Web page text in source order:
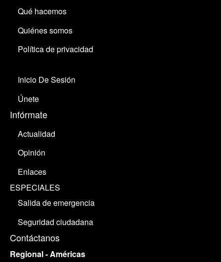
Qué hacemos
Quiénes somos
Política de privacidad
Inicio De Sesión
Únete
Infórmate
Actualidad
Opinión
Enlaces
ESPECIALES
Salida de emergencia
Seguridad ciudadana
Contáctanos
Regional - Américas